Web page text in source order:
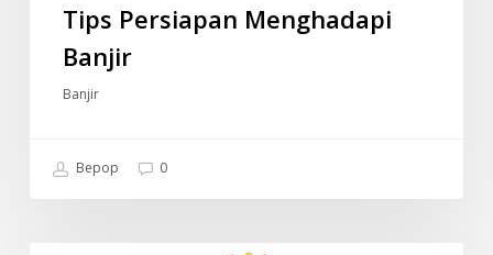
Tips Persiapan Menghadapi
Banjir
Banjir
Bepop 0